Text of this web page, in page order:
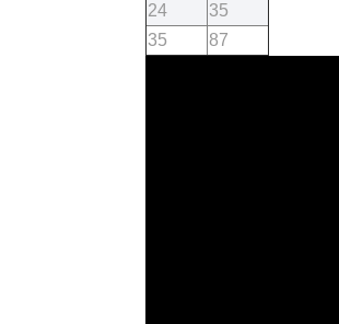
24
35
35
87